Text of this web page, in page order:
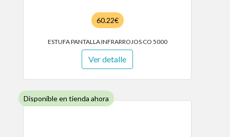
60.22€
ESTUFA PANTALLA INFRARROJOS CO 5000
Ver detalle
Disponible en tienda ahora